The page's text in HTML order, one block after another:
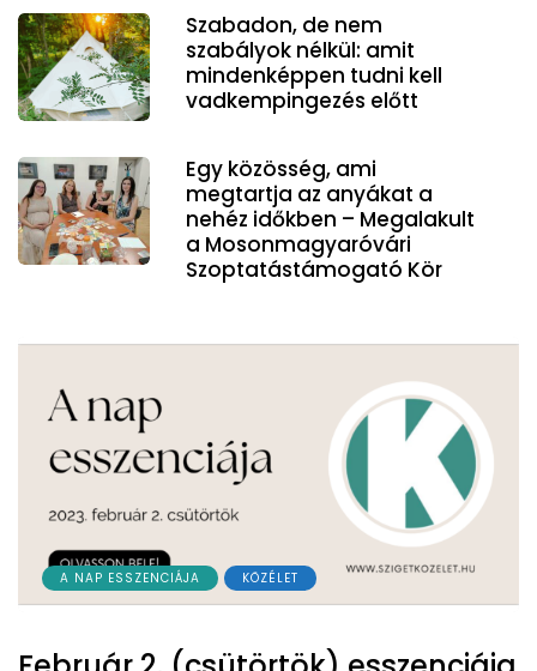
Szabadon, de nem
szabályok nélkül: amit
mindenképpen tudni kell
vadkempingezés előtt
Egy közösség, ami
megtartja az anyákat a
nehéz időkben – Megalakult
a Mosonmagyaróvári
Szoptatástámogató Kör
A NAP ESSZENCIÁJA KÖZÉLET